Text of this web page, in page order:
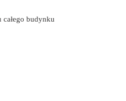
całego budynku